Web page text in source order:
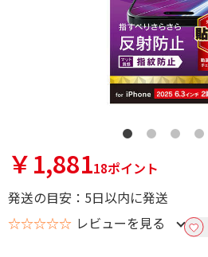
￥1,88118ポイント
発送の目安：5日以内に発送
☆☆☆☆☆ レビューを見る